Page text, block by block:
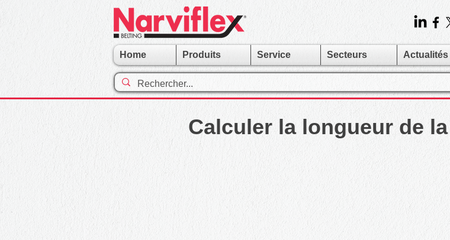
Home Produits Service Secteurs Actualités
Calculer la longueur de